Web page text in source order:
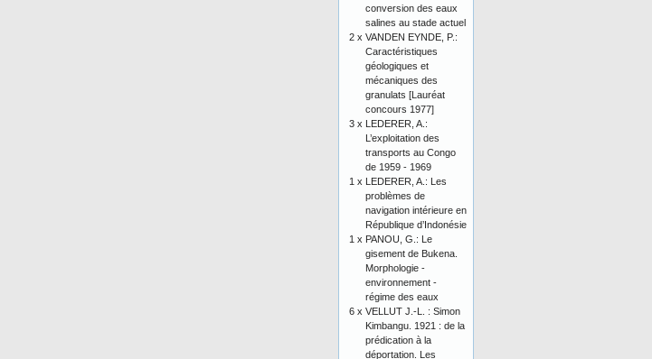
conversion des eaux
salines au stade actuel
2 x VANDEN EYNDE, P.:
Caractéristiques
géologiques et
mécaniques des
granulats [Lauréat
concours 1977]
3 x LEDERER, A.:
L’exploitation des
transports au Congo
de 1959 - 1969
1 x LEDERER, A.: Les
problèmes de
navigation intérieure en
République d’Indonésie
1 x PANOU, G.: Le
gisement de Bukena.
Morphologie -
environnement -
régime des eaux
6 x VELLUT J.-L. : Simon
Kimbangu. 1921 : de la
prédication à la
déportation. Les